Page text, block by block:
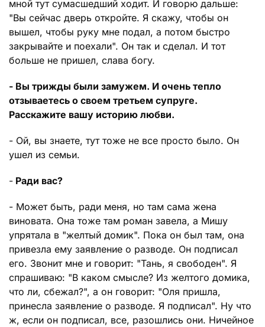
мной тут сумасшедший ходит. И говорю дальше:
"Вы сейчас дверь откройте. Я скажу, чтобы он
вышел, чтобы руку мне подал, а потом быстро
закрывайте и поехали". Он так и сделал. И тот
больше не пришел, слава богу.
- Вы трижды были замужем. И очень тепло
отзываетесь о своем третьем супруге.
Расскажите вашу историю любви.
- Ой, вы знаете, тут тоже не все просто было. Он
ушел из семьи.
- Ради вас?
- Может быть, ради меня, но там сама жена
виновата. Она тоже там роман завела, а Мишу
упрятала в "желтый домик". Пока он был там, она
привезла ему заявление о разводе. Он подписал
его. Звонит мне и говорит: "Тань, я свободен". Я
спрашиваю: "В каком смысле? Из желтого домика,
что ли, сбежал?", а он говорит: "Оля пришла,
принесла заявление о разводе. Я подписал". Ну что
ж, если он подписал, все, разошлись они. Ничейное